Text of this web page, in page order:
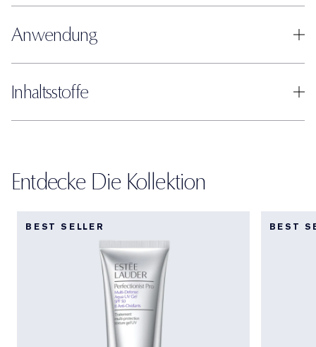
Anwendung
Inhaltsstoffe
Entdecke Die Kollektion
BEST SELLER BEST